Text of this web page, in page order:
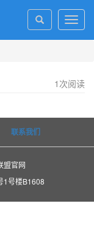
1 次阅读
联系我们
盟官网
1号楼B1608